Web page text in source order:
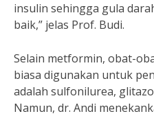
insulin sehingga gula
baik,” jelas Prof. Budi.
Selain metformin, obat-
biasa digunakan untuk
adalah sulfonilurea,
Namun, dr. Andi